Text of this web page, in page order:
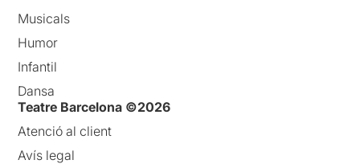
Musicals
Humor
Infantil
Dansa
Teatre Barcelona ©2026
Atenció al client
Avís legal